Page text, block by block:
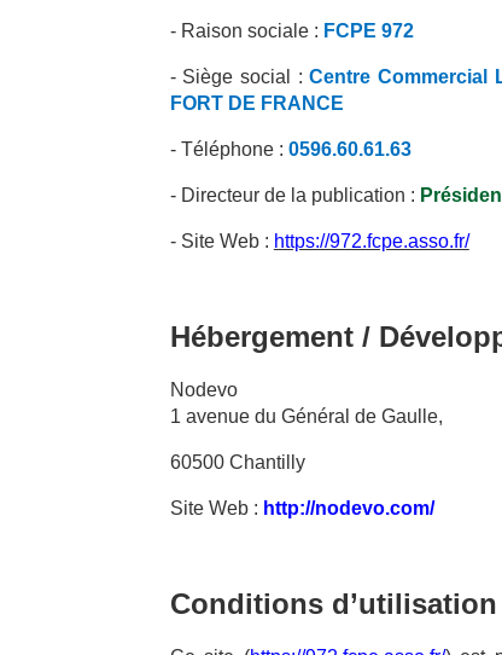
- Raison sociale : FCPE 972
- Siège social :Centre Commercial
FORT DE FRANCE
- Téléphone : 0596.60.61.63
- Directeur de la publication :
- Site Web : https://972.fcpe.asso.fr/
Hébergement /
Nodevo
1 avenue du Général de Gaulle,
60500 Chantilly
Site Web : http://nodevo.com/
Conditions d’utilisation